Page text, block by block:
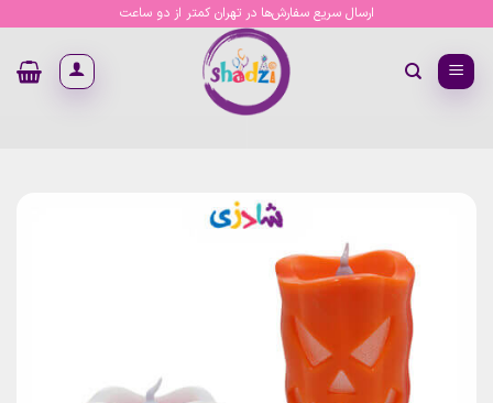
content
ارسال سریع سفارش‌ها در تهران کمتر از دو ساعت